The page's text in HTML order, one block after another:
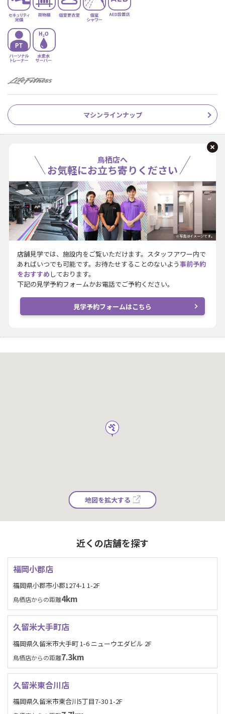
マシンラインナップ
鳥栖店へ
お気軽にお立ち寄りください
※写真はイメージです。
店舗見学では、施設内をご覧いただけます。スタッフアワー内で
あればいつでも可能です。お待たせすることのないよう事前予約
をおすすめ しております。
下記の見学予約フォームかお電話でご予約ください。
見学予約フォームはこちら
地図を拡大する
近くの店舗を探す
福岡小郡店
福岡県小郡市小郡1274-1 1-2F
鳥栖店からの距離4km
久留米大手町店
福岡県久留米市大手町 1-6 ニューウエダビル 2F
鳥栖店からの距離7.3km
久留米東合川店
福岡県久留米市東合川5丁目7-30 1-2F